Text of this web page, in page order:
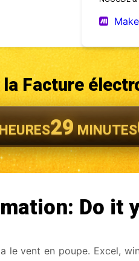
Make
Facture
HEURES29 MINUTES
Do it
le vent en poupe. Excel,